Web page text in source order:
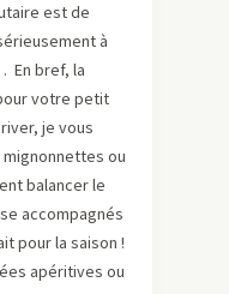
est de
à
En bref, la
votre petit
je vous
ou
balancer le
accompagnés
pour la saison !
apéritives ou